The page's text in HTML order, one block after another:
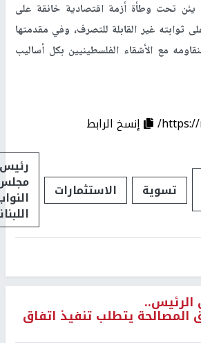
يئن تحت وطأة أزمة اقتصادية خانقة على
ثوابته غير القابلة للتصرف، وفي مقدمتها
مع الأشقاء الفلسطينيين بكل أساليب
https://
إنسخ الرابط
تسوية الاستثمارات
رئيس
الرئيس..
المصالحة يتطلب تنفيذ اتفاق